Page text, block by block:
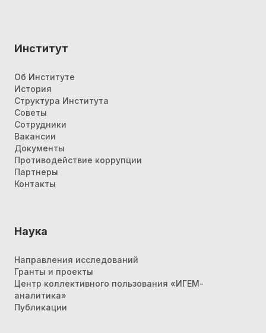
Институт
Об Институте
История
Структура Института
Советы
Сотрудники
Вакансии
Документы
Противодействие коррупции
Партнеры
Контакты
Наука
Направления исследований
Гранты и проекты
Центр коллективного пользования «ИГЕМ-
аналитика»
Публикации